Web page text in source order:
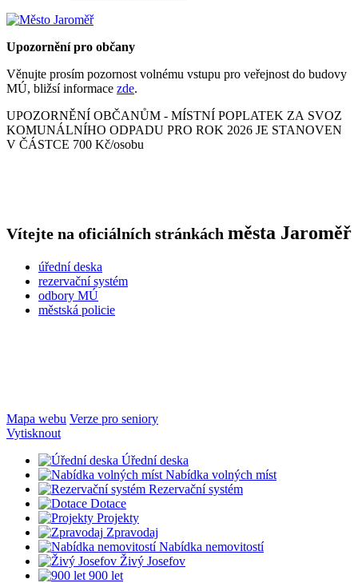
Upozornění pro občany
Věnujte prosím pozornost volnému vstupu pro veřejnost do budovy
MÚ, bližsí informace zde.
UPOZORNĚNÍ OBČANŮM - MÍSTNÍ POPLATEK ZA SVOZ
KOMUNÁLNÍHO ODPADU PRO ROK 2026 JE STANOVEN
V ČÁSTCE 700 Kč/osobu
Vítejte na oficiálních stránkách města Jaroměř
úřední deska
rezervační systém
odbory MÚ
městská policie
Mapa webu Verze pro seniory
Vytisknout
Úřední deska
Nabídka volných míst
Rezervační systém
Dotace
Projekty
Zpravodaj
Nabídka nemovitostí
Živý Josefov
900 let